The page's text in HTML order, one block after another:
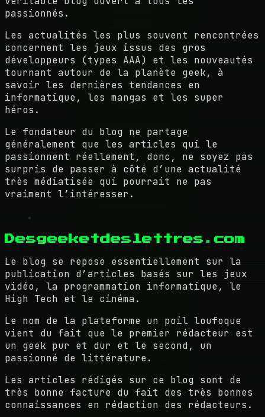
passionnés.
Les actualités les plus souvent rencontrées
concernent les jeux issus des gros
développeurs (types AAA) et les nouveautés
tournant autour de la planète geek, à
savoir les dernières tendances en
informatique, les mangas et les super
héros.
Le fondateur du blog ne partage
généralement que les articles qui le
passionnent réellement, donc, ne soyez pas
surpris de passer à côté d’une actualité
très médiatisée qui pourrait ne pas
vraiment l’intéresser.
Desgeeketdeslettres.com
Le blog se repose essentiellement sur la
publication d’articles basés sur les jeux
vidéo, la programmation informatique, le
High Tech et le cinéma.
Le nom de la plateforme un poil loufoque
vient du fait que le premier rédacteur est
un geek pur et dur et le second, un
passionné de littérature.
Les articles rédigés sur ce blog sont de
très bonne facture du fait des très bonnes
connaissances en rédaction des rédacteurs.